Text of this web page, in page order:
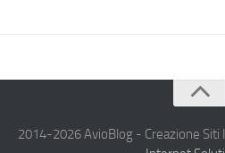
Chi Siamo
2014-2026 AvioBlog - Creazione